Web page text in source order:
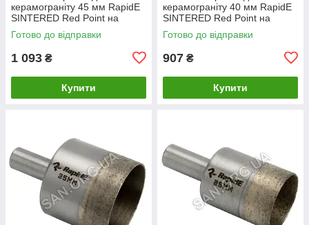
керамограніту 45 мм RapidE
SINTERED Red Point на
Дриль
Готово до відправки
1 093 ₴
Купити
керамограніту 40 мм RapidE
SINTERED Red Point на
Дриль
Готово до відправки
907 ₴
Купити